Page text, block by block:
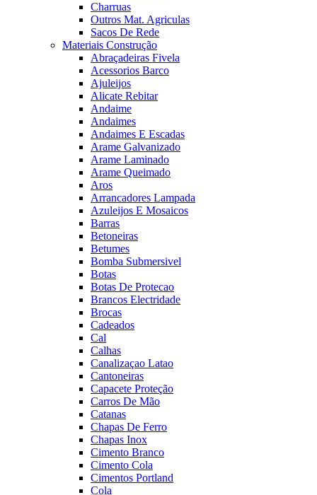
Charruas
Outros Mat. Agriculas
Sacos De Rede
Materiais Construção
Abraçadeiras Fivela
Acessorios Barco
Ajuleijos
Alicate Rebitar
Andaime
Andaimes
Andaimes E Escadas
Arame Galvanizado
Arame Laminado
Arame Queimado
Aros
Arrancadores Lampada
Azuleijos E Mosaicos
Barras
Betoneiras
Betumes
Bomba Submersivel
Botas
Botas De Protecao
Brancos Electridade
Brocas
Cadeados
Cal
Calhas
Canalizaçao Latao
Cantoneiras
Capacete Proteção
Carros De Mão
Catanas
Chapas De Ferro
Chapas Inox
Cimento Branco
Cimento Cola
Cimentos Portland
Cola